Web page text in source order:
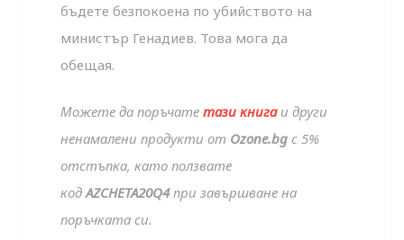
бъдете безпокоена по убийството на
министър Генадиев. Това мога да
обещая.
Можете да поръчатетази книгаи други
ненамалени продукти от Ozone.bg с 5%
отстъпка, като ползвате
кодAZCHETA20Q4при завършване на
поръчката си.